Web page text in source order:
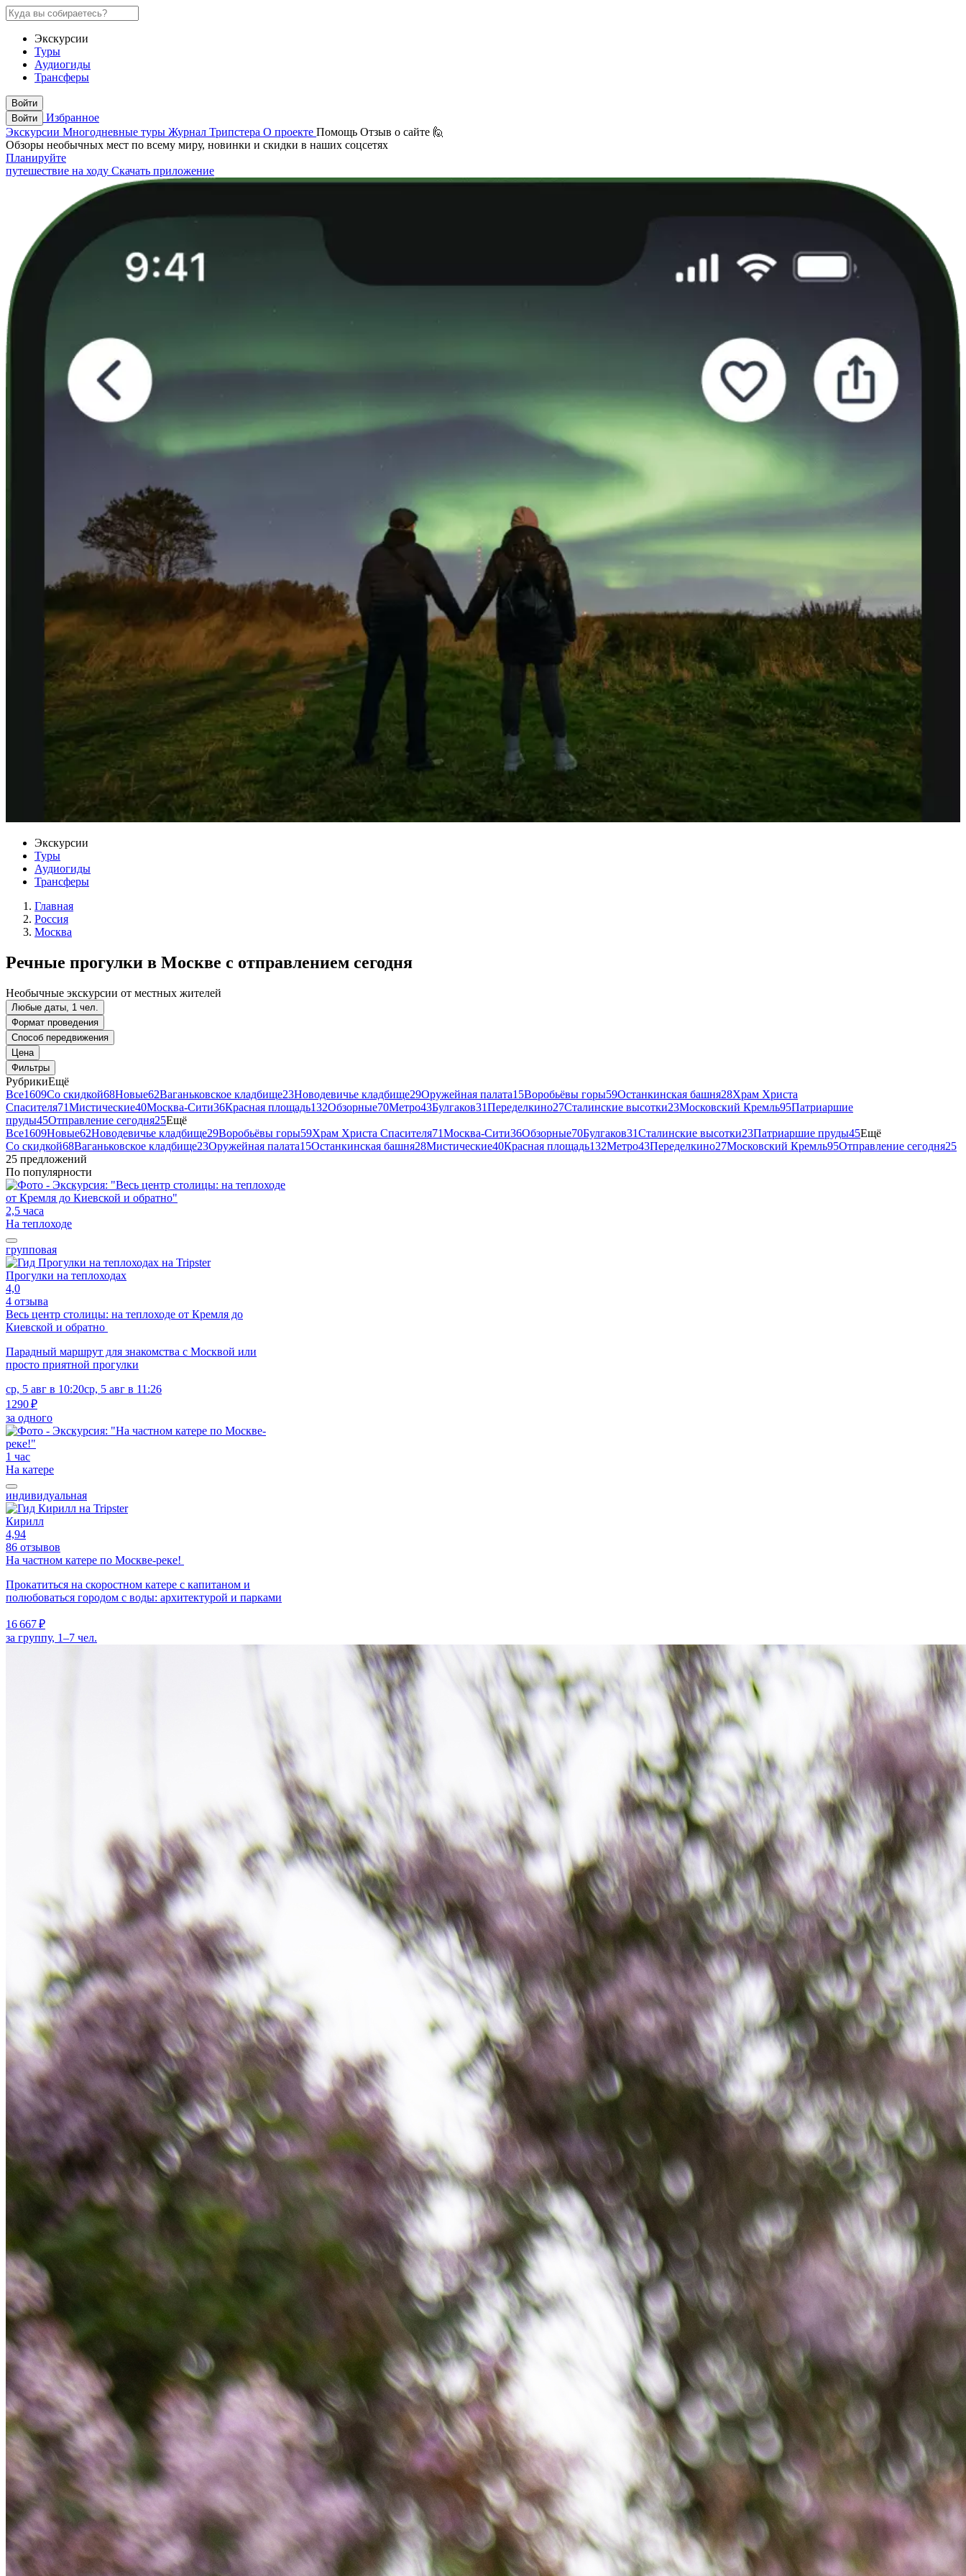
Экскурсии
Туры
Аудиогиды
Трансферы
Войти
Войти
Избранное
Экскурсии Многодневные туры Журнал Трипстера О проекте Помощь Отзыв о сайте 🙋
Обзоры необычных мест по всему миру, новинки и скидки в наших соцсетях
Планируйте
путешествие на ходу Скачать приложение
Экскурсии
Туры
Аудиогиды
Трансферы
Главная
Россия
Москва
Речные прогулки в Москве с отправлением сегодня
Необычные экскурсии от местных жителей
Любые даты, 1 чел.
Формат проведения
Способ передвижения
Цена
Фильтры
РубрикиЕщё
Все1609Со скидкой68Новые62Ваганьковское кладбище23Новодевичье кладбище29Оружейная палата15Воробьёвы горы59Останкинская башня28Храм Христа
Спасителя71Мистические40Москва-Сити36Красная площадь132Обзорные70Метро43Булгаков31Переделкино27Сталинские высотки23Московский Кремль95Патриаршие
пруды45Отправление сегодня25Ещё
Все1609Новые62Новодевичье кладбище29Воробьёвы горы59Храм Христа Спасителя71Москва-Сити36Обзорные70Булгаков31Сталинские высотки23Патриаршие пруды45Ещё
Со скидкой68Ваганьковское кладбище23Оружейная палата15Останкинская башня28Мистические40Красная площадь132Метро43Переделкино27Московский Кремль95Отправление сегодня25
25 предложений
По популярности
2,5 часа
На теплоходе
групповая
Прогулки на теплоходах
4,0
4 отзыва
Весь центр столицы: на теплоходе от Кремля до
Киевской и обратно
Парадный маршрут для знакомства с Москвой или
просто приятной прогулки
ср, 5 авг в 10:20ср, 5 авг в 11:26
1290 ₽
за одного
1 час
На катере
индивидуальная
Кирилл
4,94
86 отзывов
На частном катере по Москве-реке!
Прокатиться на скоростном катере с капитаном и
полюбоваться городом с воды: архитектурой и парками
16 667 ₽
за группу, 1–7 чел.